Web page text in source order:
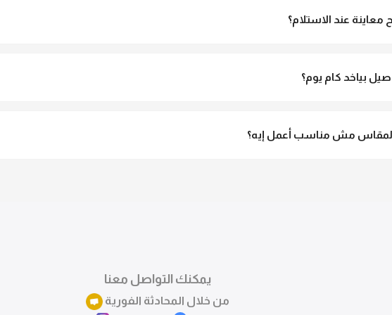
معاينة عند الاستلام؟
بياخد كام يوم؟
مش مناسب أعمل إيه؟
يمكنك التواصل معنا
من خلال المحادثة الفورية